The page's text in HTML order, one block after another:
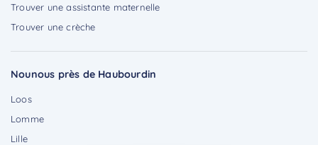
Trouver une assistante maternelle
Trouver une crèche
Nounous près de Haubourdin
Loos
Lomme
Lille